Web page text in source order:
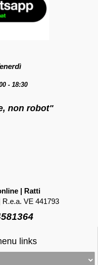
- 18:30
non robot"
| Ratti
R.e.a. VE 441793
links